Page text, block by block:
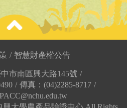
產銷履歷驗證
有機農產品驗證
/ 智慧財產權公告
市南區興大路145號 /
/ 傳真：(04)2285-8717 /